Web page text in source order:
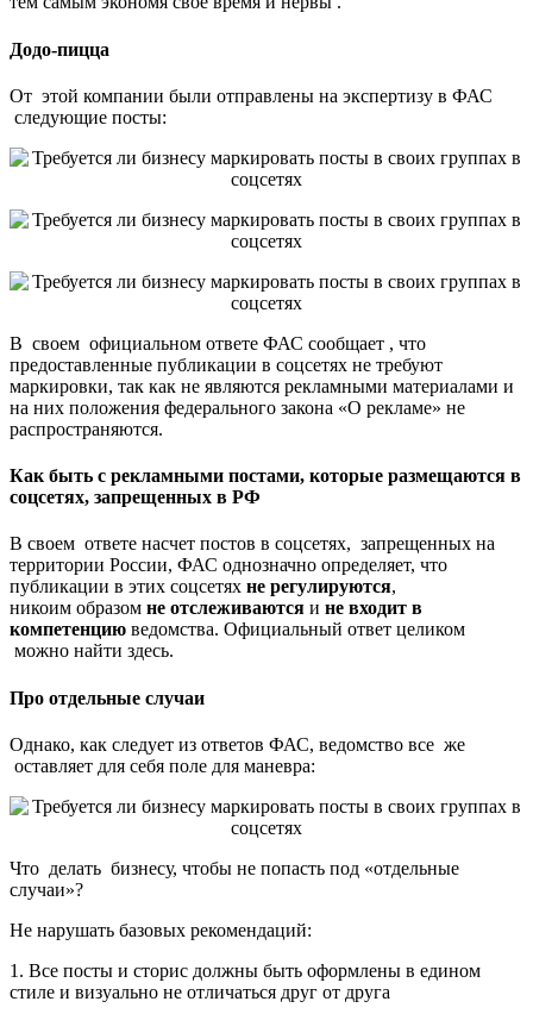
Додо-пицца
От этой компании были отправлены на экспертизу в ФАС
следующие посты:
В своем официальном ответе ФАС сообщает , что
предоставленные публикации в соцсетях не требуют
маркировки, так как не являются рекламными материалами и
на них положения федерального закона «О рекламе» не
распространяются.
Как быть с рекламными постами, которые размещаются в
соцсетях, запрещенных в РФ
В своем ответе насчет постов в соцсетях, запрещенных на
территории России, ФАС однозначно определяет, что
публикации в этих соцсетях не регулируются,
никоим образом не отслеживаются и не входит в
компетенцию ведомства. Официальный ответ целиком
можно найти здесь.
Про отдельные случаи
Однако, как следует из ответов ФАС, ведомство все же
оставляет для себя поле для маневра:
Что делать бизнесу, чтобы не попасть под «отдельные
случаи»?
Не нарушать базовых рекомендаций:
1. Все посты и сторис должны быть оформлены в едином
стиле и визуально не отличаться друг от друга